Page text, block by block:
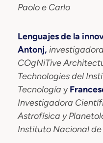
Paolo e Carlo
Lenguajes de la
Antonj,
COgNiTive
Technologies del
Tecnología y
Investigadora
Astrofísica y
Instituto Nacional